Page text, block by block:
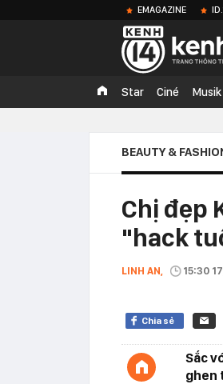
EMAGAZINE
Star Ciné Musik
BEAUTY &
Chị đẹp
"hack
LINH AN, 15:30
Chia sẻ
Sắc
ghen